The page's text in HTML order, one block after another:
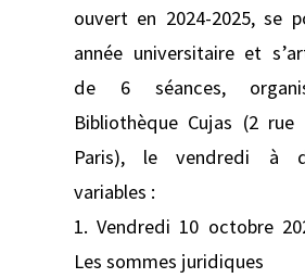
ouvert en 2024-2025, se
année universitaire et
de 6 séances,
Bibliothèque Cujas (2 rue
Paris), le vendredi à
variables :
1. Vendredi 10 octobre
Les sommes juridiques